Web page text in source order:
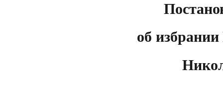
об избрании